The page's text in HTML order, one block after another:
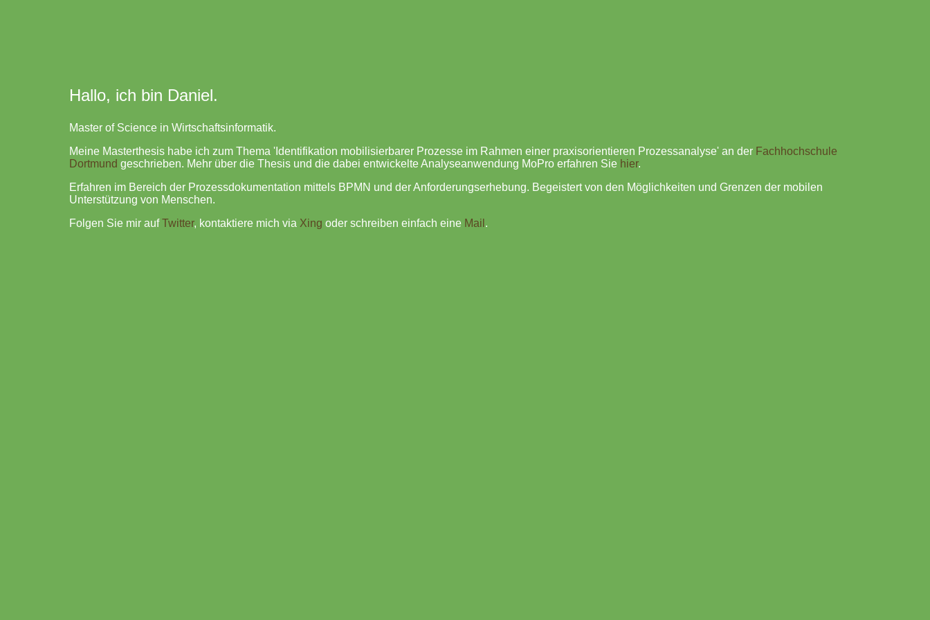
Hallo, ich bin Daniel.
Master of Science in Wirtschaftsinformatik.
Meine Masterthesis habe ich zum Thema 'Identifikation mobilisierbarer Prozesse im Rahmen einer praxisorientieren Prozessanalyse' an der Fachhochschule
Dortmund geschrieben. Mehr über die Thesis und die dabei entwickelte Analyseanwendung MoPro erfahren Sie hier.
Erfahren im Bereich der Prozessdokumentation mittels BPMN und der Anforderungserhebung. Begeistert von den Möglichkeiten und Grenzen der mobilen
Unterstützung von Menschen.
Folgen Sie mir aufTwitter, kontaktiere mich via Xing oder schreiben einfach eine Mail .